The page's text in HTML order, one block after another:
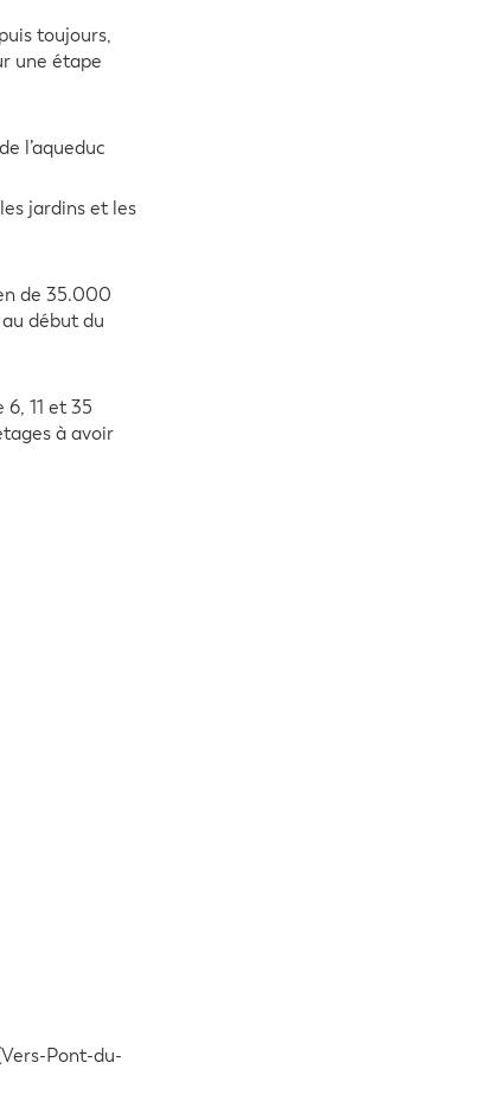
toujours,
une étape
l’aqueduc
jardins et les
de 35.000
début du
11 et 35
à avoir
Pont-du-